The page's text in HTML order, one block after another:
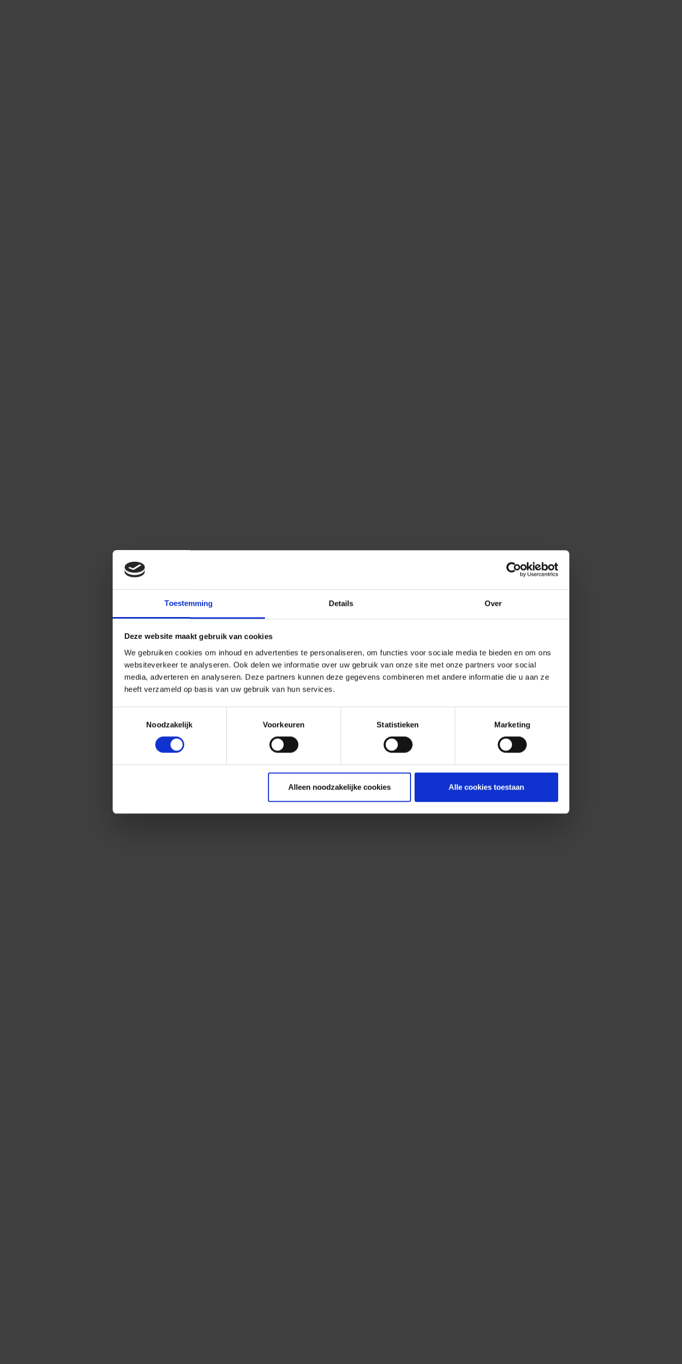
Toestemming Details Over
Deze website maakt gebruik van cookies
We gebruiken cookies om inhoud en advertenties te personaliseren, om functies voor sociale media te bieden en om ons
websiteverkeer te analyseren. Ook delen we informatie over uw gebruik van onze site met onze partners voor social
media, adverteren en analyseren. Deze partners kunnen deze gegevens combineren met andere informatie die u aan ze
heeft verzameld op basis van uw gebruik van hun services.
Noodzakelijk
Voorkeuren Statistieken Marketing
Alleen noodzakelijke cookies Alle cookies toestaan